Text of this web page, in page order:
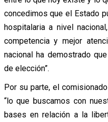
concedimos que el Estado
hospitalaria a nivel
competencia y mejor
nacional ha demostrado
de elección”.
Por su parte, el
“lo que buscamos con
bases en relación a la